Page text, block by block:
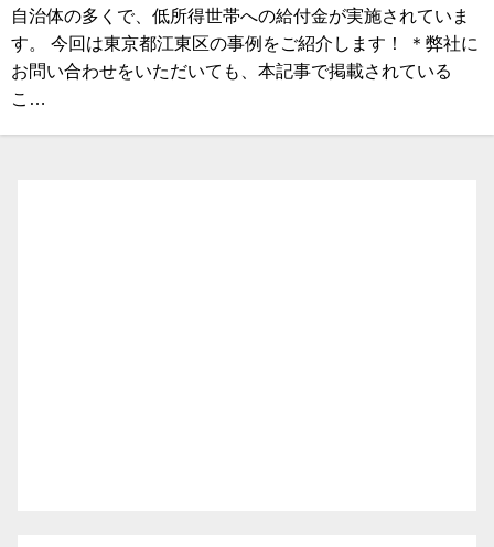
自治体の多くで、低所得世帯への給付金が実施されていま
す。 今回は東京都江東区の事例をご紹介します！ ＊弊社に
お問い合わせをいただいても、本記事で掲載されている
こ…